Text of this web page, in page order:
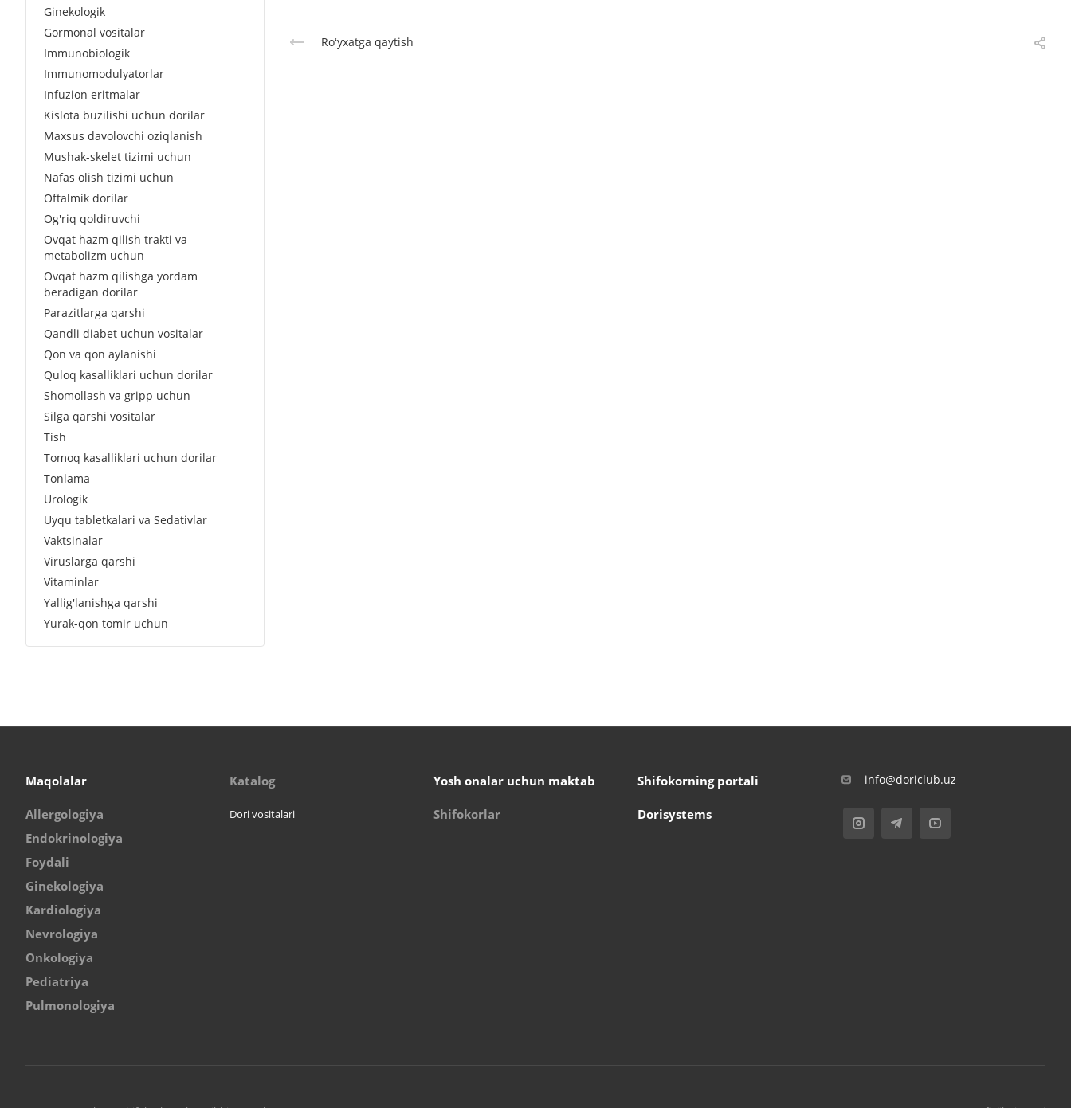
Roʻyxatga qaytish
Ginekologik
Gormonal vositalar
Immunobiologik
Immunomodulyatorlar
Infuzion eritmalar
Kislota buzilishi uchun dorilar
Maxsus davolovchi oziqlanish
Mushak-skelet tizimi uchun
Nafas olish tizimi uchun
Oftalmik dorilar
Og'riq qoldiruvchi
Ovqat hazm qilish trakti va
metabolizm uchun
Ovqat hazm qilishga yordam
beradigan dorilar
Parazitlarga qarshi
Qandli diabet uchun vositalar
Qon va qon aylanishi
Quloq kasalliklari uchun dorilar
Shomollash va gripp uchun
Silga qarshi vositalar
Tish
Tomoq kasalliklari uchun dorilar
Tonlama
Urologik
Uyqu tabletkalari va Sedativlar
Vaktsinalar
Viruslarga qarshi
Vitaminlar
Yallig'lanishga qarshi
Yurak-qon tomir uchun
Maqolalar
Allergologiya
Endokrinologiya
Foydali
Ginekologiya
Kardiologiya
Nevrologiya
Onkologiya
Pediatriya
Pulmonologiya
Katalog
Dori vositalari
Yosh onalar uchun maktab
Shifokorlar
Shifokorning portali
Dorisystems
info@doriclub.uz